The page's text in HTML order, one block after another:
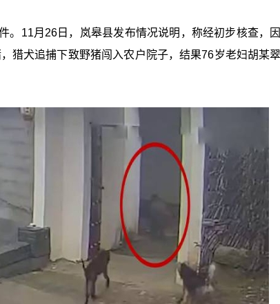
。11月26日，岚皋县发布情况说明，称经初步核查，
猎犬追捕下致野猪闯入农户院子，结果76岁老妇胡某